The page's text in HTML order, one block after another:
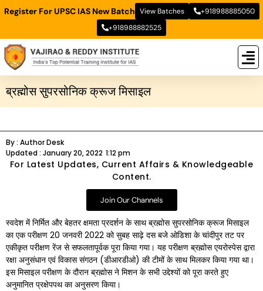
Register For UPSC IAS New Batch View Batches
+918988885050
+918988882525
ब्रह्मोस सुपरसोनिक क्रूज मिसाइल
By : Author Desk
Updated : January 20, 2022 1:12 pm
For Latest Updates, Current Affairs & Knowledgeable
Content.
Join Our Channels
स्वदेश में निर्मित और बेहतर क्षमता प्रदर्शन के साथ ब्रह्मोस सुपरसोनिक क्रूज मिसाइल
का एक परीक्षण 20 जनवरी 2022 को सुबह साढ़े दस बजे ओडिशा के चांदीपुर तट पर
एकीकृत परीक्षण रेंज से सफलतापूर्वक पूरा किया गया। यह परीक्षण ब्रह्मोस एयरोस्पेस द्वारा
रक्षा अनुसंधान एवं विकास संगठन (डीआरडीओ) की टीमों के साथ मिलकर किया गया था।
इस मिसाइल परीक्षण के दौरान ब्रह्मोस ने मिशन के सभी उद्देश्यों को पूरा करते हुए
अनुमानित प्रक्षेपपथ का अनुसरण किया।